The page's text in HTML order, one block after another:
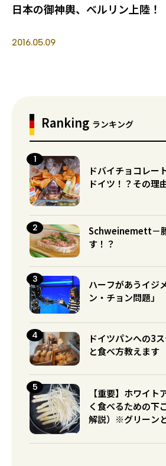
日本の御神輿、ベルリン上陸！
2016.05.09
Ranking ランキング
ドバイチョコレー
ドイツ！？その理
Schweinemett－
す！？
ハーフがあうイジ
ン・チョン問題」
ドイツパンへの3
と食べ方教えます
【重要】ホワイト
く食べるための下
解説）※グリーン